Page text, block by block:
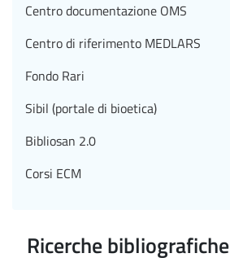
Ricerche bibliografiche
Centro documentazione OMS
Centro di riferimento MEDLARS
Fondo Rari
Sibil (portale di bioetica)
Bibliosan 2.0
Corsi ECM